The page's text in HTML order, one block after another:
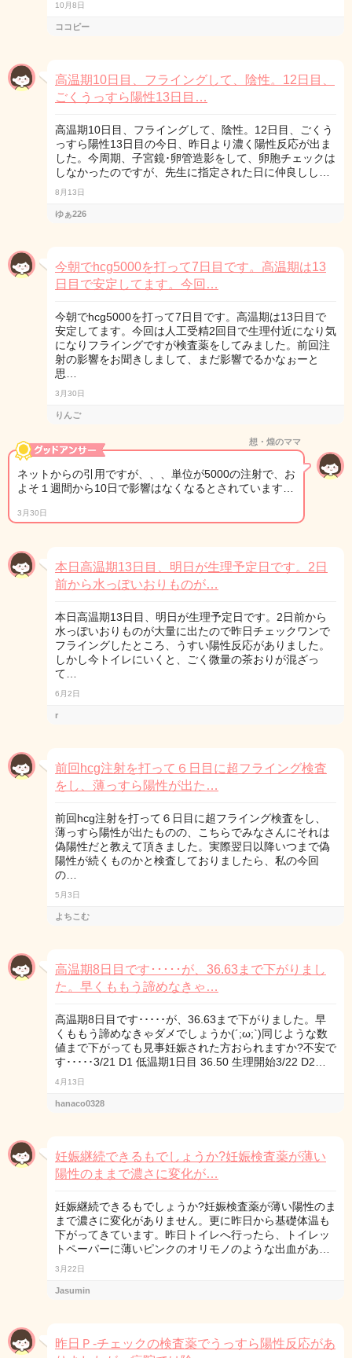
10月8日
ココピー
高温期10日目、フライングして、陰性。12日目、
ごくうっすら陽性13日目…
高温期10日目、フライングして、陰性。12日目、ごくう
っすら陽性13日目の今日、昨日より濃く陽性反応が出ま
した。今周期、子宮鏡･卵管造影をして、卵胞チェックは
しなかったのですが、先生に指定された日に仲良しし…
8月13日
ゆぁ226
今朝でhcg5000を打って7日目です。高温期は13
日目で安定してます。今回…
今朝でhcg5000を打って7日目です。高温期は13日目で
安定してます。今回は人工受精2回目で生理付近になり気
になりフライングですが検査薬をしてみました。前回注
射の影響をお聞きしまして、まだ影響でるかなぉーと
思…
3月30日
りんご
想・煌のママ
ネットからの引用ですが、、、単位が5000の注射で、お
よそ１週間から10日で影響はなくなるとされています…
3月30日
本日高温期13日目、明日が生理予定日です。2日
前から水っぽいおりものが…
本日高温期13日目、明日が生理予定日です。2日前から
水っぽいおりものが大量に出たので昨日チェックワンで
フライングしたところ、うすい陽性反応がありました。
しかし今トイレにいくと、ごく微量の茶おりが混ざっ
て…
6月2日
r
前回hcg注射を打って６日目に超フライング検査
をし、薄っすら陽性が出た…
前回hcg注射を打って６日目に超フライング検査をし、
薄っすら陽性が出たものの、こちらでみなさんにそれは
偽陽性だと教えて頂きました。実際翌日以降いつまで偽
陽性が続くものかと検査しておりましたら、私の今回
の…
5月3日
よちこむ
高温期8日目です･････が、36.63まで下がりまし
た。早くももう諦めなきゃ…
高温期8日目です･････が、36.63まで下がりました。早
くももう諦めなきゃダメでしょうか(´;ω;`)同じような数
値まで下がっても見事妊娠された方おられますか?不安で
す･････3/21 D1 低温期1日目 36.50 生理開始3/22 D2…
4月13日
hanaco0328
妊娠継続できるもでしょうか?妊娠検査薬が薄い
陽性のままで濃さに変化が…
妊娠継続できるもでしょうか?妊娠検査薬が薄い陽性のま
まで濃さに変化がありません。更に昨日から基礎体温も
下がってきています。昨日トイレへ行ったら、トイレッ
トペーパーに薄いピンクのオリモノのような出血があ…
3月22日
Jasumin
昨日Ｐ-チェックの検査薬でうっすら陽性反応があ